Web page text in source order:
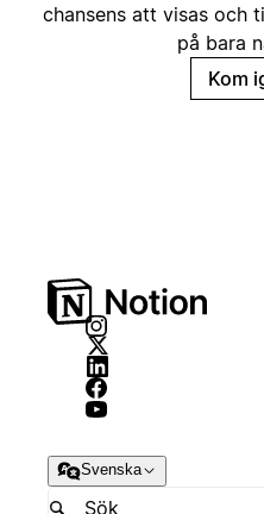
chansens att visas och
på bara
Kom
Svenska